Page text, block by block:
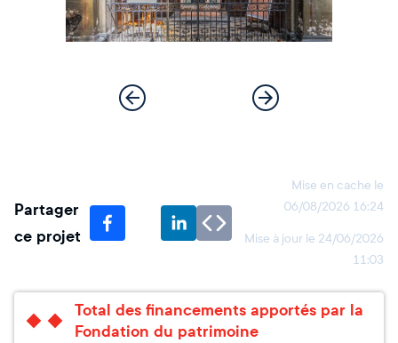
Partager
ce projet
Mise en cache le
06/08/2026 16:24
Mise à jour le 24/06/2026
11:03
Total des financements apportés par la
Fondation du patrimoine